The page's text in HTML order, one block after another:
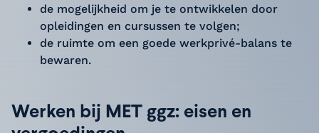
de mogelijkheid om je te ontwikkelen door
opleidingen en cursussen te volgen;
de ruimte om een goede werkprivé-balans te
bewaren.
Werken bij MET ggz: eisen en